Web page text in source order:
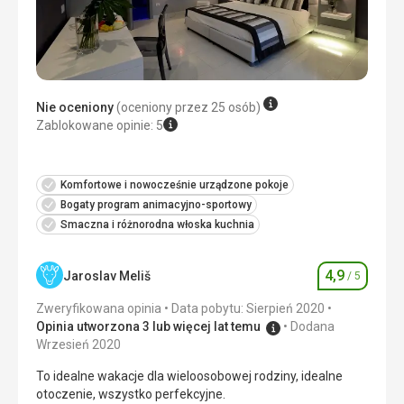
takie same, zmieniało się tylko mięso. Raz pieczony
kurczak przy kościach był niedopieczony. Personel bardzo
dobry i pomocny. Wino do kolacji, choć stołowe, było
wyśmienite. Mimo tej krytyki, chętnie wrócilibyśmy do tego
hotelu.
Zakwaterowanie
Przyzwoity hotel i personel, bez zastrzeżeń.
Ta recenzja została automatycznie przetłumaczona za
pomocą Google Translate
W porządku, z wyjątkiem niesamowicie źle
zaprojektowanego prysznica - połączenie szkła i zasłony -
efekt - dużo wody wylewa się na podłogę łazienki
Usługi
Ta recenzja została automatycznie przetłumaczona za
Nie oceniony(oceniony przez 25 osób)
Zablokowane opinie: 5
Komfortowe i nowocześnie urządzone pokoje
Bogaty program animacyjno-sportowy
Smaczna i różnorodna włoska kuchnia
Jaroslav Meliš Ocena
4,9 / 5
Zweryfikowana opinia
Data pobytu: Sierpień 2020
Opinia utworzona 3 lub więcej lat temu
Dodana
Wrzesień 2020
To idealne wakacje dla wieloosobowej rodziny, idealne
otoczenie, wszystko perfekcyjne.